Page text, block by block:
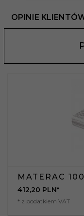
OPINIE
MATERAC
412,20 PLN*
* z podatkiem VAT